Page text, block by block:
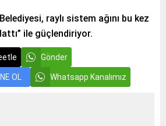
raylı sistem ağını bu kez
ile güçlendiriyor.
Gönder
OL Whatsapp Kanalımız